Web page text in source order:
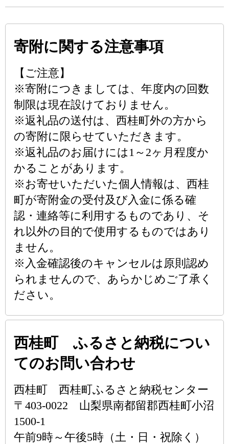
寄附に関する注意事項
【ご注意】
※寄附につきましては、年度内の回数
制限は現在設けておりません。
※返礼品の送付は、西桂町外の方から
の寄附に限らせていただきます。
※返礼品のお届けには1～2ヶ月程度か
かることがあります。
※お寄せいただいた個人情報は、西桂
町が寄附金の受付及び入金に係る確
認・連絡等に利用するものであり、そ
れ以外の目的で使用するものではあり
ません。
※入金確認後のキャンセルは原則認め
られませんので、あらかじめご了承く
ださい。
西桂町 ふるさと納税につい
てのお問い合わせ
西桂町 西桂町ふるさと納税センター
〒403-0022 山梨県南都留郡西桂町小沼
1500-1
午前9時～午後5時（土・日・祝除く）